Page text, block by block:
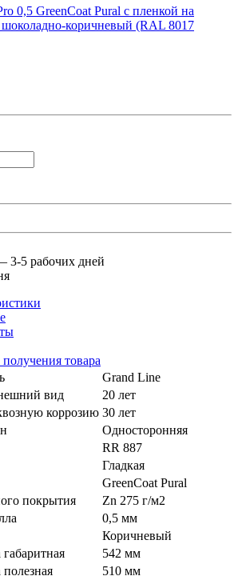
3-5 рабочих дней
товара
Grand Line
вид
20 лет
коррозию 30 лет
Односторонняя
RR 887
Гладкая
GreenСoat Pural
покрытия
Zn 275 г/м2
0,5 мм
Коричневый
542 мм
510 мм